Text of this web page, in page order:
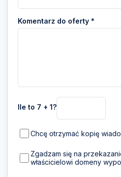
Komentarz do oferty *
Ile to 7 + 1?
Chcę otrzymać kopię
Zgadzam się na
właścicielowi domeny